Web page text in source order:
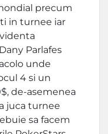
precum
in turnee iar
Parlafes
unde
4 si un
de-asemenea
juca turnee
sa facem